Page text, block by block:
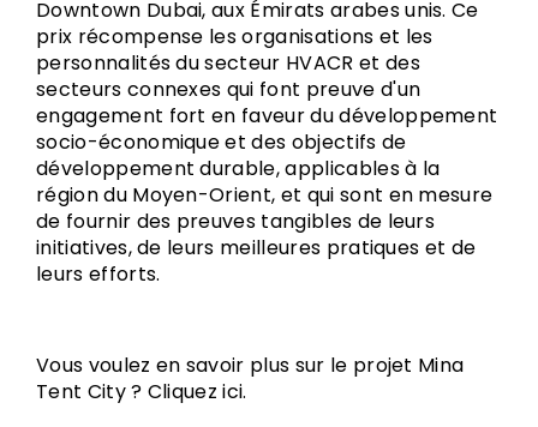
Downtown Dubai, aux Émirats arabes unis. Ce
prix récompense les organisations et les
personnalités du secteur HVACR et des
secteurs connexes qui font preuve d'un
engagement fort en faveur du développement
socio-économique et des objectifs de
développement durable, applicables à la
région du Moyen-Orient, et qui sont en mesure
de fournir des preuves tangibles de leurs
initiatives, de leurs meilleures pratiques et de
leurs efforts.
Vous voulez en savoir plus sur le projet Mina
Tent City ? Cliquezici.